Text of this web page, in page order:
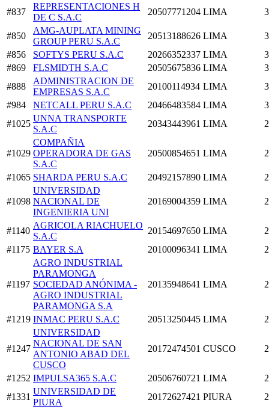
#837
REPRESENTACIONES H
DE C S.A.C
20507771204 LIMA
#850
AMG-AUPLATA MINING
GROUP PERU S.A.C
20513188626 LIMA
#856
SOFTYS PERU S.A.C 20266352337 LIMA
#869
FLSMIDTH S.A.C 20505675836 LIMA
#888
ADMINISTRACION DE
EMPRESAS S.A.C
20100114934 LIMA
#984
NETCALL PERU S.A.C 20466483584 LIMA
#1025
UNNA TRANSPORTE
S.A.C
20343443961 LIMA
#1029
COMPAÑIA
OPERADORA DE GAS
S.A.C
20500854651 LIMA
#1065 SHARDA PERU S.A.C 20492157890 LIMA
#1098
UNIVERSIDAD
NACIONAL DE
INGENIERIA UNI
20169004359 LIMA
#1140
AGRICOLA RIACHUELO
S.A.C
20154697650 LIMA
#1175 BAYER S.A 20100096341 LIMA
#1197
AGRO INDUSTRIAL
PARAMONGA
SOCIEDAD ANÓNIMA -
AGRO INDUSTRIAL
PARAMONGA S.A
20135948641 LIMA
#1219 INMAC PERU S.A.C 20513250445 LIMA
#1247
UNIVERSIDAD
NACIONAL DE SAN
ANTONIO ABAD DEL
CUSCO
20172474501 CUSCO
#1252 IMPULSA365 S.A.C 20506760721 LIMA
#1331
UNIVERSIDAD DE
PIURA
20172627421 PIURA